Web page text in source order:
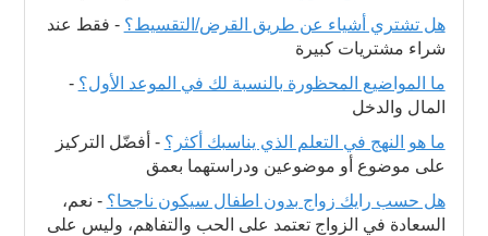
هل تشتري أشياء عن طريق القرض/التقسيط؟ - فقط عند
شراء مشتريات كبيرة
ما المواضيع المحظورة بالنسبة لك في الموعد الأول؟ -
المال والدخل
ما هو النهج في التعلم الذي يناسبك أكثر؟ - أفضّل التركيز
على موضوع أو موضوعين ودراستهما بعمق
هل حسب رايك زواج بدون اطفال سيكون ناجحا؟ - نعم،
السعادة في الزواج تعتمد على الحب والتفاهم، وليس على